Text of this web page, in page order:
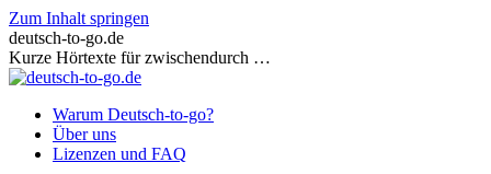
Zum Inhalt springen
deutsch-to-go.de
Kurze Hörtexte für zwischendurch …
Warum Deutsch-to-go?
Über uns
Lizenzen und FAQ